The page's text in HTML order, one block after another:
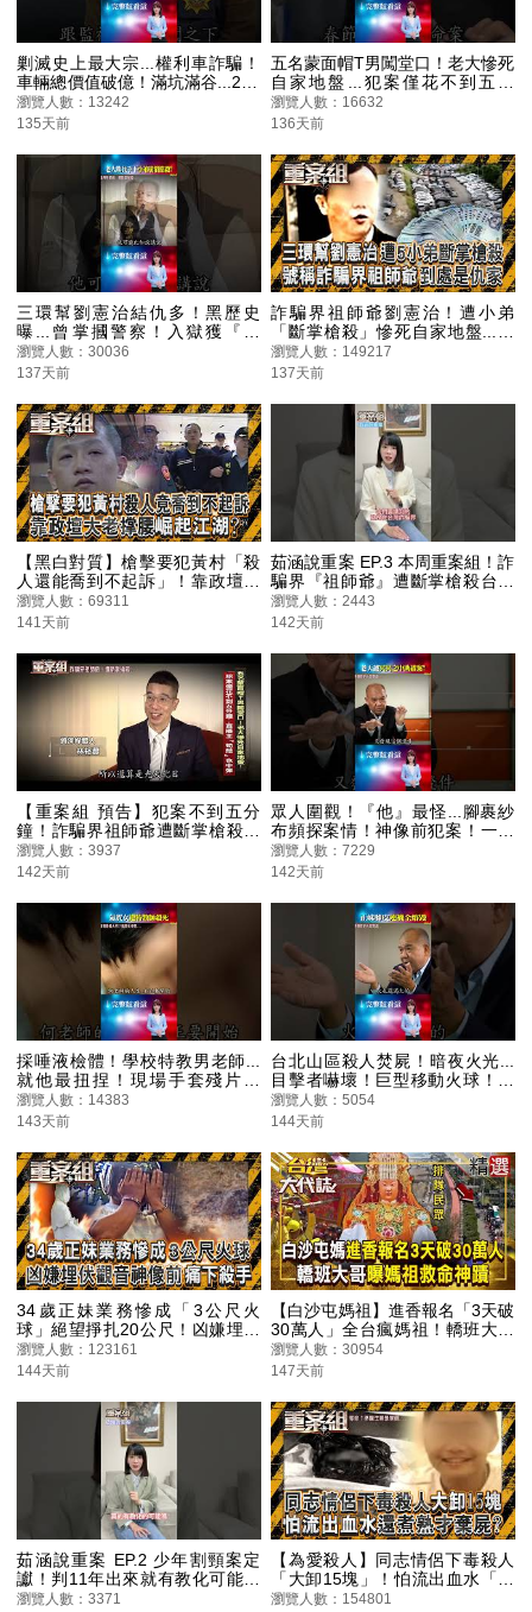
剿滅史上最大宗...權利車詐騙！
車輛總價值破億！滿坑滿谷...232
輛權利車！警瓦解三環幫黑金帝
國 @ebcOhMyGod #shorts
瀏覽人數：13242
135天前
五名蒙面帽T男闖堂口！老大慘死
自家地盤...犯案僅花不到五分
鐘...直播主『筍菇』也中彈
@ebcOhMyGod #shorts
瀏覽人數：16632
136天前
三環幫劉憲治結仇多！黑歷史
曝...曾掌摑警察！入獄獲『董
仔』指點！出獄後當上櫃公司老
總！ @ebcOhMyGod #shorts
瀏覽人數：30036
137天前
詐騙界祖師爺劉憲治！遭小弟
「斷掌槍殺」慘死自家地盤...刑
事局循線查緝！追出「滿山滿
谷」市價破億權利車《重案組》
@ebcOhMyGod
瀏覽人數：149217
137天前
【黑白對質】槍擊要犯黃村「殺
人還能喬到不起訴」！靠政壇大
老撐腰崛起江湖／桃園雙煞挾9人
窗前站！小隊長脫防彈衣給人質
瀏覽人數：69311
141天前
茹涵說重案 EP.3 本周重案組！詐
騙界『祖師爺』遭斷掌槍殺台灣
詐騙無所不在？跨境偵辦淪司法
困境 #楊茹涵 #重案組
瀏覽人數：2443
142天前
【重案組 預告】犯案不到五分
鐘！詐騙界祖師爺遭斷掌槍殺／
三環幫劉憲治結仇多！黑歷史
曝...曾掌摑警察
瀏覽人數：3937
142天前
眾人圍觀！『他』最怪...腳裹紗
布頻探案情！神像前犯案！一隻
高跟鞋+一截電線！成鐵證
@ebcOhMyGod #shorts
瀏覽人數：7229
142天前
採唾液檢體！學校特教男老師...
就他最扭捏！現場手套殘片藏
DNA！比對結果...真凶身分出爐
@ebcOhMyGod #shorts
瀏覽人數：14383
143天前
台北山區殺人焚屍！暗夜火光...
目擊者嚇壞！巨型移動火球！謝
松善：『生前被活活燒死』
@ebcOhMyGod #shorts
瀏覽人數：5054
144天前
34歲正妹業務慘成「3公尺火
球」絕望掙扎20公尺！凶嫌埋伏
觀音神像前痛下殺手...落網冷血
嗆：她嗆我沒錢買車！ 《重案
組
瀏覽人數：123161
144天前
【白沙屯媽祖】進香報名「3天破
30萬人」全台瘋媽祖！轎班大哥
曝「遭長釘刺進心臟」請白沙屯
媽祖救命！醫生手術見奇蹟「釘
誌》#張予馨 ‪@57GoFun
瀏覽人數：30954
147天前
茹涵說重案 EP.2 少年割頸案定
讞！判11年出來就有教化可能？
少事法該修法？楊爸爸個資被公
瀏覽人數：3371
【為愛殺人】同志情侶下毒殺人
「大卸15塊」！怕流出血水「還
煮熟才棄屍」？／蛇蠍人妻恨夫
瀏覽人數：154801